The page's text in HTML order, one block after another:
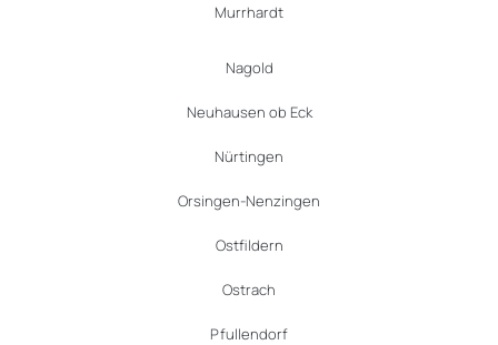
Murrhardt
Nagold
Neuhausen ob Eck
Nürtingen
Orsingen-Nenzingen
Ostfildern
Ostrach
Pfullendorf